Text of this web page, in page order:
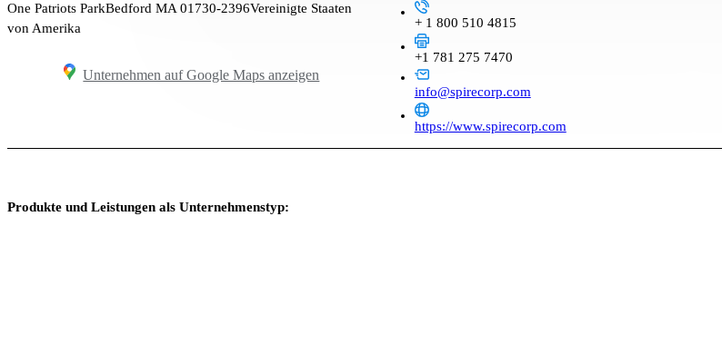
One Patriots ParkBedford MA 01730-2396Vereinigte Staaten
von Amerika
Unternehmen auf Google Maps anzeigen
+ 1 800 510 4815
+1 781 275 7470
info@spirecorp.com
https://www.spirecorp.com
Produkte und Leistungen als Unternehmenstyp: